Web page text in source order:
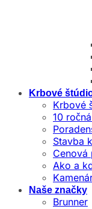
Krbové
Krbové
10
Stavba
Cenová
Ako a
Naše značky
Brunner